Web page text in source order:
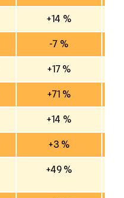
+14 %
-7 %
+17 %
+71 %
+14 %
+3 %
+49 %